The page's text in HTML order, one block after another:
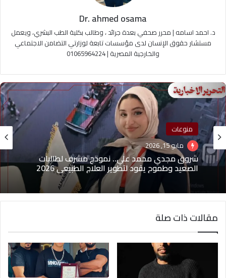
Dr. ahmed osama
د. احمد اسامه | محرر صحفي بعدة جرائد ، وطالب بكلية الطب البشري، ويعمل
مستشار حقوق الإنسان لدى مؤسسات تابعة لوزارتي التضامن الاجتماعي
والخارجية المصرية | 01065964224
منوعات
مايو 15, 2026
شروق مجدي محمد علي.. نموذج مشرف لطالبات
الصعيد وطموح يقود لتطوير العلاج الطبيعي 2026
منوعات
مايو 1, 2026
(بدون عنوان)
مقالات ذات صلة